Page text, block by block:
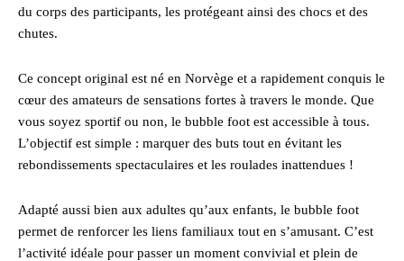
du corps des participants, les protégeant ainsi des chocs et des
chutes.
Ce concept original est né en Norvège et a rapidement conquis le
cœur des amateurs de sensations fortes à travers le monde. Que
vous soyez sportif ou non, le bubble foot est accessible à tous.
L’objectif est simple : marquer des buts tout en évitant les
rebondissements spectaculaires et les roulades inattendues !
Adapté aussi bien aux adultes qu’aux enfants, le bubble foot
permet de renforcer les liens familiaux tout en s’amusant. C’est
l’activité idéale pour passer un moment convivial et plein de